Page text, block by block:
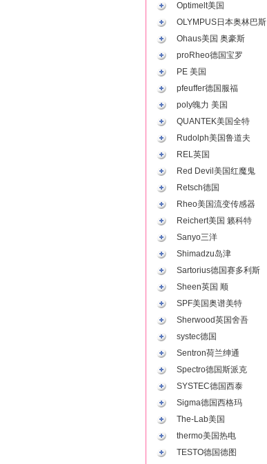
Optimelt美国
OLYMPUS日本奥林巴斯
Ohaus美国 奥豪斯
proRheo德国宝罗
PE 美国
pfeuffer德国服福
poly魄力 美国
QUANTEK美国全特
Rudolph美国鲁道夫
REL英国
Red Devil美国红魔鬼
Retsch德国
Rheo美国流变传感器
Reichert美国 籁科特
Sanyo三洋
Shimadzu岛津
Sartorius德国赛多利斯
Sheen英国 顺
SPF美国奥谱美特
Sherwood英国舍吾
systec德国
Sentron荷兰绅通
Spectro德国斯派克
SYSTEC德国西泰
Sigma德国西格玛
The-Lab美国
thermo美国热电
TESTO德国德图